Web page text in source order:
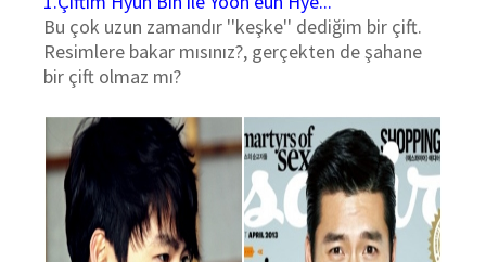
Bu çok uzun zamandır ''keşke'' dediğim bir çift.
Resimlere bakar mısınız?, gerçekten de şahane
bir çift olmaz mı?